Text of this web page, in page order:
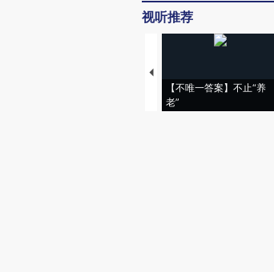
视听推荐
【不唯一答案】不止“养
老”